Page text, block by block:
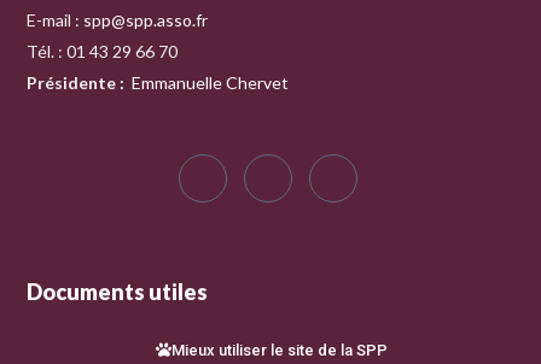
E-mail : spp@spp.asso.fr
Tél. : 01 43 29 66 70
Présidente : Emmanuelle Chervet
Documents utiles
Mieux utiliser le site de la SPP